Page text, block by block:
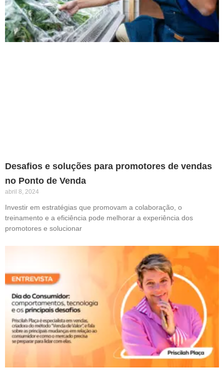
Desafios e soluções para promotores de vendas
no Ponto de Venda
abril 8, 2024
Investir em estratégias que promovam a colaboração, o
treinamento e a eficiência pode melhorar a experiência dos
promotores e solucionar